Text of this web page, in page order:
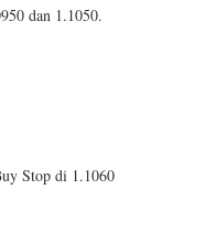
dan 1.1050.
Stop di 1.1060